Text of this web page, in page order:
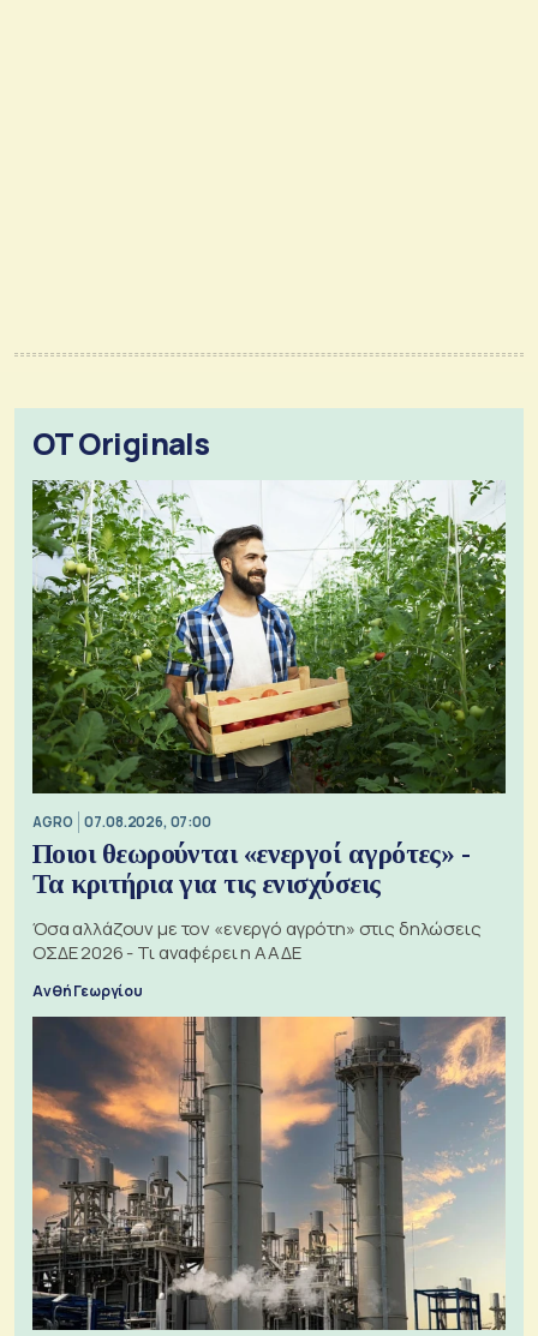
OT Originals
AGRO 07.08.2026, 07:00
Ποιοι θεωρούνται «ενεργοί αγρότες» -
Τα κριτήρια για τις ενισχύσεις
Όσα αλλάζουν με τον «ενεργό αγρότη» στις δηλώσεις
ΟΣΔΕ 2026 - Τι αναφέρει η ΑΑΔΕ
Ανθή Γεωργίου